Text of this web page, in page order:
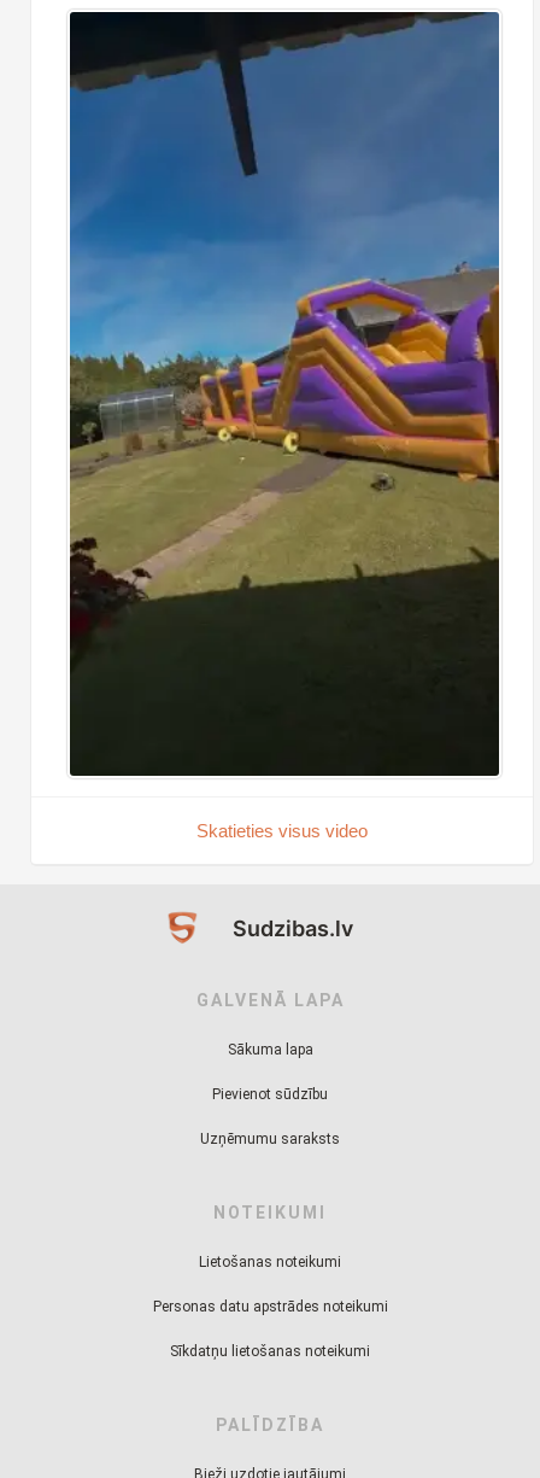
Skatieties visus video
Sudzibas.lv
GALVENĀ LAPA
Sākuma lapa
Pievienot sūdzību
Uzņēmumu saraksts
NOTEIKUMI
Lietošanas noteikumi
Personas datu apstrādes noteikumi
Sīkdatņu lietošanas noteikumi
PALĪDZĪBA
Bieži uzdotie jautājumi